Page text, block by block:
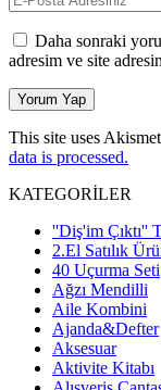
Daha sonraki
adresim ve site
This site uses
data is processed.
KATEGORİLER
''Diş'im Çıktı''
2.El Satılık
40 Uçurma Seti
Ağzı Mendilli
Aile Kombini
Ajanda&Defter
Aksesuar
Aktivite Kitabı